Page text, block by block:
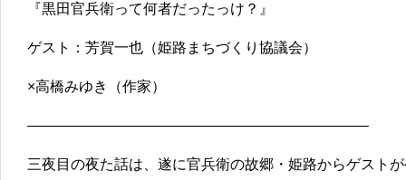
『黒田官兵衛って何者だったっけ？』
ゲスト：芳賀一也（姫路まちづくり協議会）
×高橋みゆき（作家）
———————————————————————–
三夜目の夜た話は、遂に官兵衛の故郷・姫路からゲスト